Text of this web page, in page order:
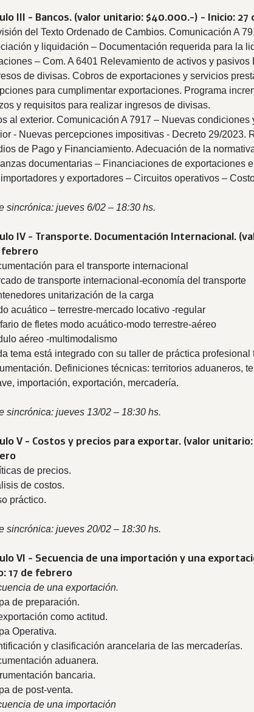
III - Bancos. (valor unitario: $40.000.-) - Inicio: 27
del Texto Ordenado de Cambios. Comunicación A
y liquidación – Documentación requerida para la
– Com. A 6401 Relevamiento de activos y pasivos
de divisas. Cobros de exportaciones y servicios
para cumplimentar exportaciones. Programa
y requisitos para realizar ingresos de divisas.
al exterior. Comunicación A 7917 – Nuevas condiciones
- Nuevas percepciones impositivas - Decreto 29/2023.
de Pago y Financiamiento. Adecuación de la
documentarias – Financiaciones de exportaciones
y exportadores – Circuitos operativos –
sincrónica: jueves 6/02 – 18:30 hs.
IV - Transporte. Documentación Internacional. (
febrero
para el transporte internacional
de transporte internacional-economía del transporte
unitarización de la carga
acuático – terrestre-mercado locativo -regular
de fletes modo acuático-modo terrestre-aéreo
aéreo -multimodalismo
tema está integrado con su taller de práctica
Definiciones técnicas: territorios aduaneros,
importación, exportación, mercadería.
sincrónica: jueves 13/02 – 18:30 hs.
V - Costos y precios para exportar. (valor
de precios.
de costos.
práctico.
sincrónica: jueves 20/02 – 18:30 hs.
VI - Secuencia de una importación y una
17 de febrero
de una exportación.
de preparación.
como actitud.
Operativa.
y clasificación arancelaria de las mercaderías.
aduanera.
bancaria.
de post-venta.
de una importación